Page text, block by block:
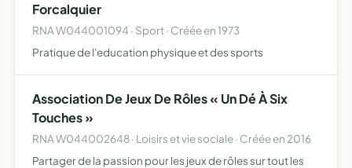
Forcalquier
RNA W044001094 · Sport · Créée en 1973
Pratique de l'education physique et des sports
Association De Jeux De Rôles « Un Dé À Six
Touches »
RNA W044002648 · Loisirs et vie sociale · Créée en 2016
Partager de la passion pour les jeux de rôles sur tout les